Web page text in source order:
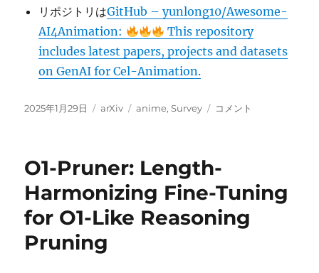
リポジトリはGitHub – yunlong10/Awesome-
AI4Animation:
This repository
includes latest papers, projects and datasets
on GenAI for Cel-Animation.
投
2025年1月29日
カ
ー
arXiv
タ
anime,Survey
Generative
Animation:
Survey
に
コメント
O1-Pruner: Length-
Harmonizing Fine-Tuning
for O1-Like Reasoning
Pruning